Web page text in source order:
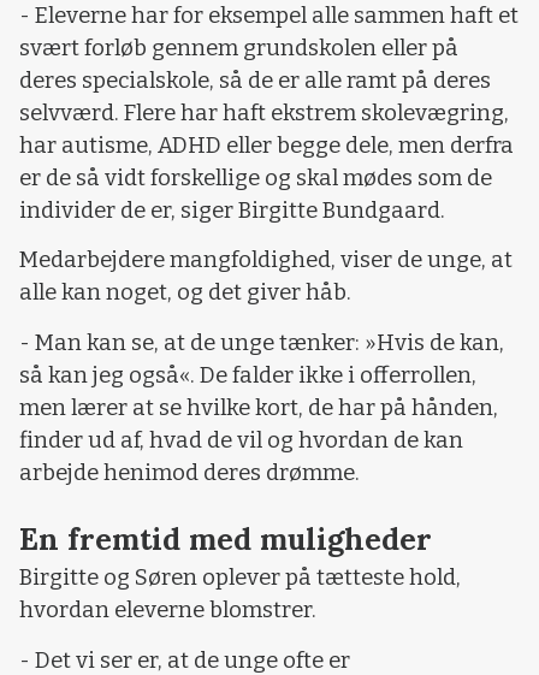
- Eleverne har for eksempel alle sammen haft et
svært forløb gennem grundskolen eller på
deres specialskole, så de er alle ramt på deres
selvværd. Flere har haft ekstrem skolevægring,
har autisme, ADHD eller begge dele, men derfra
er de så vidt forskellige og skal mødes som de
individer de er, siger Birgitte Bundgaard.
Medarbejdere mangfoldighed, viser de unge, at
alle kan noget, og det giver håb.
- Man kan se, at de unge tænker: »Hvis de kan,
så kan jeg også«. De falder ikke i offerrollen,
men lærer at se hvilke kort, de har på hånden,
finder ud af, hvad de vil og hvordan de kan
arbejde henimod deres drømme.
En fremtid med muligheder
Birgitte og Søren oplever på tætteste hold,
hvordan eleverne blomstrer.
- Det vi ser er, at de unge ofte er